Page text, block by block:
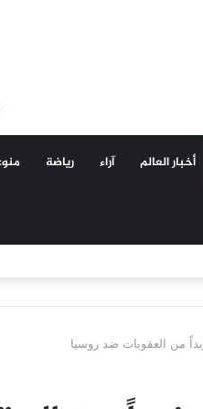
أخبار العالم آراء رياضة
من العقوبات ضد روسيا